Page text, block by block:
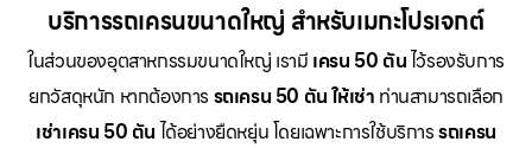
บริการรถเครนขนาดใหญ่ สำหรับเมกะโปรเจกต์
ในส่วนของอุตสาหกรรมขนาดใหญ่ เรามี เครน 50 ตันไว้รองรับการ
ยกวัสดุหนัก หากต้องการ รถเครน 50 ตัน ให้เช่า ท่านสามารถเลือก
เช่าเครน 50 ตัน ได้อย่างยืดหยุ่น โดยเฉพาะการใช้บริการรถเครน